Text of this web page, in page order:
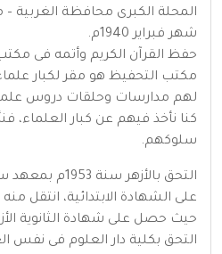
المحلة الكبرى محافظة الغربية
شهر فبراير 1940م.
حفظ القرآن الكريم وأتمه فى
مكتب التحفيظ هو مقر لكبار
لهم مدارسات وحلقات دروس
كنا نأخذ فيهم عن كبار العلماء،
سلوكهم.
التحق بالأزهر
على الشهادة الابتدائية، انتقل
التحق بكلية دار العلوم فى نفس